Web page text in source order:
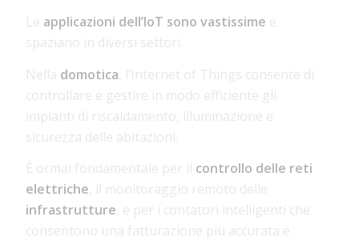
Le applicazioni dell’IoT sono vastissime e
spaziano in diversi settori.
Nella domotica , l’Internet of Things consente di
controllare e gestire in modo efficiente gli
impianti di riscaldamento, illuminazione e
sicurezza delle abitazioni.
È ormai fondamentale per il controllo delle reti
elettriche , il monitoraggio remoto delle
infrastrutture , e per i contatori intelligenti che
consentono una fatturazione più accurata e